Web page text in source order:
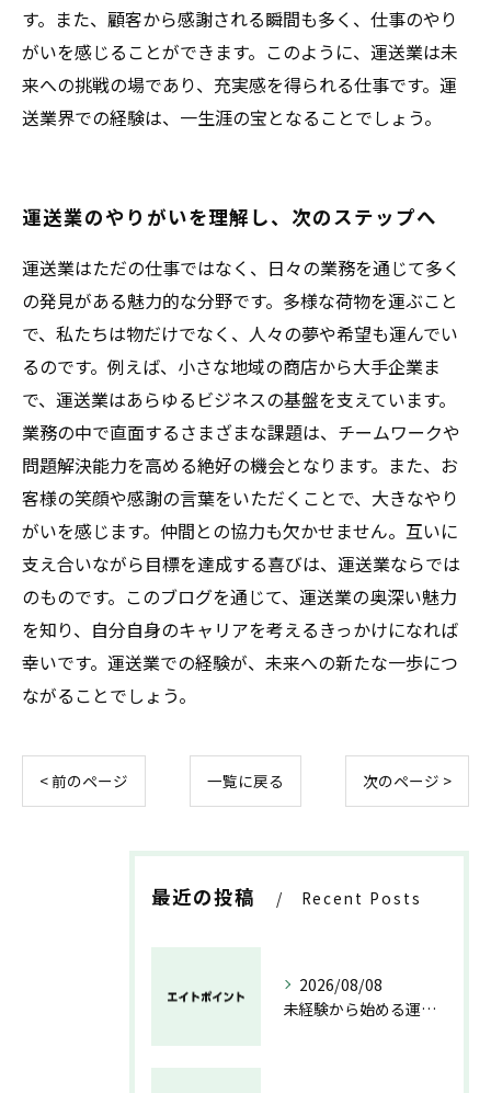
す。また、顧客から感謝される瞬間も多く、仕事のやり
がいを感じることができます。このように、運送業は未
来への挑戦の場であり、充実感を得られる仕事です。運
送業界での経験は、一生涯の宝となることでしょう。
運送業のやりがいを理解し、次のステップへ
運送業はただの仕事ではなく、日々の業務を通じて多く
の発見がある魅力的な分野です。多様な荷物を運ぶこと
で、私たちは物だけでなく、人々の夢や希望も運んでい
るのです。例えば、小さな地域の商店から大手企業ま
で、運送業はあらゆるビジネスの基盤を支えています。
業務の中で直面するさまざまな課題は、チームワークや
問題解決能力を高める絶好の機会となります。また、お
客様の笑顔や感謝の言葉をいただくことで、大きなやり
がいを感じます。仲間との協力も欠かせません。互いに
支え合いながら目標を達成する喜びは、運送業ならでは
のものです。このブログを通じて、運送業の奥深い魅力
を知り、自分自身のキャリアを考えるきっかけになれば
幸いです。運送業での経験が、未来への新たな一歩につ
ながることでしょう。
< 前のページ 一覧に戻る 次のページ >
最近の投稿 Recent Posts
2026/08/08
未経験から始める運送業の安心と成長の道